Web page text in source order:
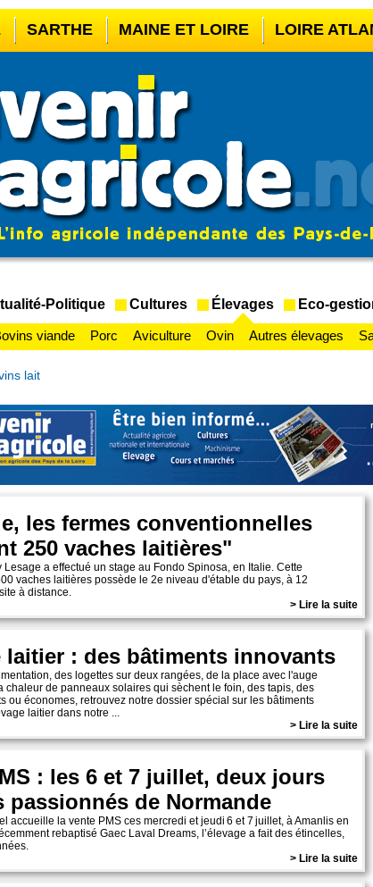
SARTHE MAINE ET LOIRE LOIRE
LIGNE MEILLEUR BOOKMAKER HORS
LIGNE FRANCE LÉGAL
Politique Cultures Élevages Eco-
viande Porc Aviculture Ovin Autres élevages
lait
les fermes conventionnelles
250 vaches laitières"
Lesage a effectué un stage au Fondo Spinosa, en Italie. Cette
vaches laitières possède le 2e niveau d'étable du pays, à 12
à distance.
> Lire la suite
laitier : des bâtiments innovants
des logettes sur deux rangées, de la place avec l'auge
chaleur de panneaux solaires qui sèchent le foin, des tapis, des
ou économes, retrouvez notre dossier spécial sur les bâtiments
laitier dans notre ...
> Lire la suite
: les 6 et 7 juillet, deux jours
passionnés de Normande
accueille la vente PMS ces mercredi et jeudi 6 et 7 juillet, à Amanlis en
rebaptisé Gaec Laval Dreams, l’élevage a fait des étincelles,
> Lire la suite